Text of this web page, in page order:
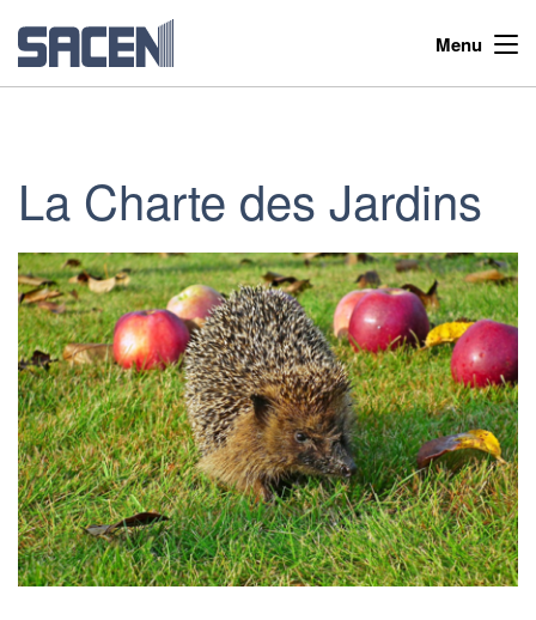
Menu
La Charte des Jardins